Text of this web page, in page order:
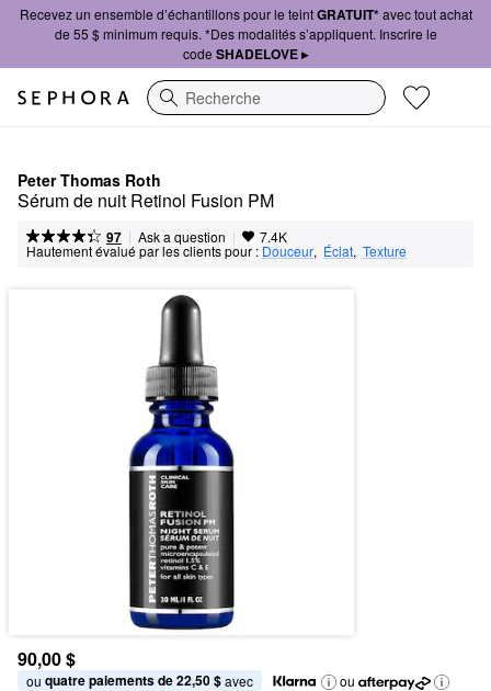
Recevez un ensemble d’échantillons pour le teintGRATUIT*avec tout achat
de 55 $ minimum requis. *Des modalités s’appliquent. Inscrire le
code SHADELOVE ▸
Recherche
Peter Thomas Roth
Sérum de nuit Retinol Fusion PM
97 | Ask a question | 7.4K
Hautement évalué par les clients pour : Douceur, Éclat, Texture
90,00 $
ou quatre paiements de 22,50 $ avec
ou